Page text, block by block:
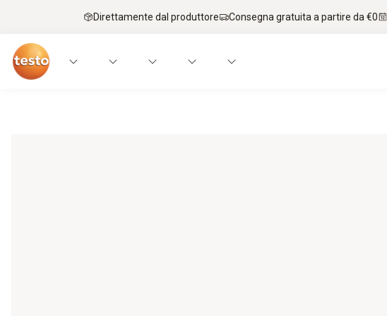
Direttamente dal produttore Consegna gratuita a partire da €0